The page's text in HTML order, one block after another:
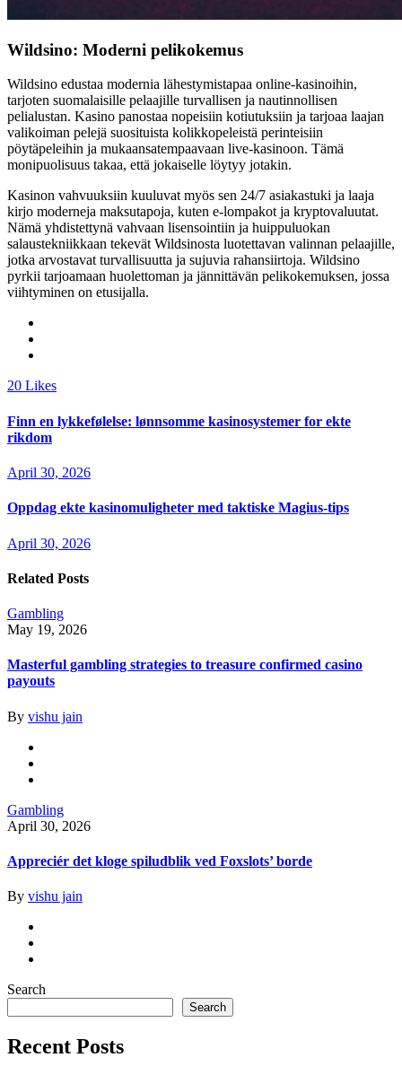
Wildsino: Moderni pelikokemus
Wildsino edustaa modernia lähestymistapaa online-kasinoihin,
tarjoten suomalaisille pelaajille turvallisen ja nautinnollisen
pelialustan. Kasino panostaa nopeisiin kotiutuksiin ja tarjoaa laajan
valikoiman pelejä suosituista kolikkopeleistä perinteisiin
pöytäpeleihin ja mukaansatempaavaan live-kasinoon. Tämä
monipuolisuus takaa, että jokaiselle löytyy jotakin.
Kasinon vahvuuksiin kuuluvat myös sen 24/7 asiakastuki ja laaja
kirjo moderneja maksutapoja, kuten e-lompakot ja kryptovaluutat.
Nämä yhdistettynä vahvaan lisensointiin ja huippuluokan
salaustekniikkaan tekevät Wildsinosta luotettavan valinnan pelaajille,
jotka arvostavat turvallisuutta ja sujuvia rahansiirtoja. Wildsino
pyrkii tarjoamaan huolettoman ja jännittävän pelikokemuksen, jossa
viihtyminen on etusijalla.
20 Likes
Finn en lykkefølelse: lønnsomme kasinosystemer for ekte
rikdom
April 30, 2026
Oppdag ekte kasinomuligheter med taktiske Magius-tips
April 30, 2026
Related Posts
Gambling
May 19, 2026
Masterful gambling strategies to treasure confirmed casino
payouts
By vishu jain
Gambling
April 30, 2026
Appreciér det kloge spiludblik ved Foxslots’ borde
By vishu jain
Search
Search
Recent Posts